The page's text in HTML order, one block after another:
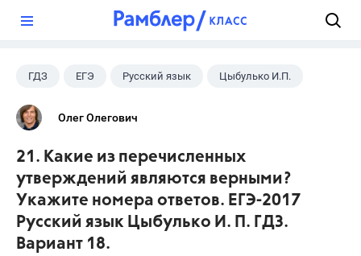
ГДЗ ЕГЭ Русский язык Цыбулько И.П.
Олег Олегович
21. Какие из перечисленных
утверждений являются верными?
Укажите номера ответов. ЕГЭ-2017
Русский язык Цыбулько И. П. ГДЗ.
Вариант 18.